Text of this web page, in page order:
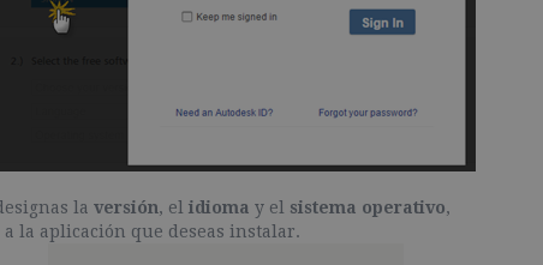
la versión, el idioma y el sistema operativo,
la aplicación que deseas instalar.